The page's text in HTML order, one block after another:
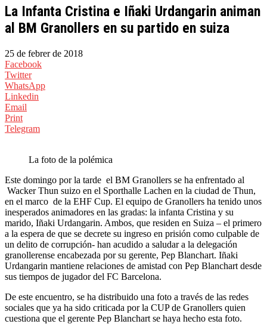
La Infanta Cristina e Iñaki Urdangarin animan
al BM Granollers en su partido en suiza
25 de febrer de 2018
Facebook
Twitter
WhatsApp
Linkedin
Email
Print
Telegram
La foto de la polémica
Este domingo por la tarde el BM Granollers se ha enfrentado al
Wacker Thun suizo en el Sporthalle Lachen en la ciudad de Thun,
en el marco de la EHF Cup. El equipo de Granollers ha tenido unos
inesperados animadores en las gradas: la infanta Cristina y su
marido, Iñaki Urdangarin. Ambos, que residen en Suiza – el primero
a la espera de que se decrete su ingreso en prisión como culpable de
un delito de corrupción- han acudido a saludar a la delegación
granollerense encabezada por su gerente, Pep Blanchart. Iñaki
Urdangarin mantiene relaciones de amistad con Pep Blanchart desde
sus tiempos de jugador del FC Barcelona.
De este encuentro, se ha distribuido una foto a través de las redes
sociales que ya ha sido criticada por la CUP de Granollers quien
cuestiona que el gerente Pep Blanchart se haya hecho esta foto.